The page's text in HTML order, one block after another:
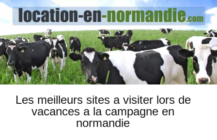
Les meilleurs sites a visiter lors de
vacances a la campagne en
normandie